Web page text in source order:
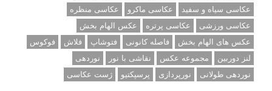
عکاسی سیاه و سفید
عکاسی ماکرو
عکاسی منظره
عکاسی ورزشی
عکاسی پرتره
عکس الهام بخش
عکس های الهام بخش
فاصله کانونی فتوشاپ فلاش
فوکوس
لنز دوربین
مجموعه عکس نقاشی با نور
نوردهی
نوردهی طولانی
نورپردازی پرسپکتیو ژست عکاسی